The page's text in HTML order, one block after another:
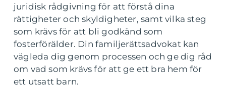
juridisk rådgivning för att förstå dina
rättigheter och skyldigheter, samt vilka steg
som krävs för att bli godkänd som
fosterförälder. Din familjerättsadvokat kan
vägleda dig genom processen och ge dig råd
om vad som krävs för att ge ett bra hem för
ett utsatt barn.